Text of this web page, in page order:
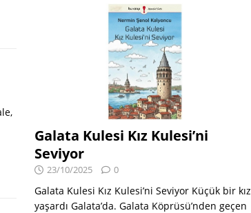
Galata Kulesi Kız Kulesi’ni
Seviyor
23/10/2025 0
Galata Kulesi Kız Kulesi’ni Seviyor Küçük bir kız
yaşardı Galata’da. Galata Köprüsü’nden geçen